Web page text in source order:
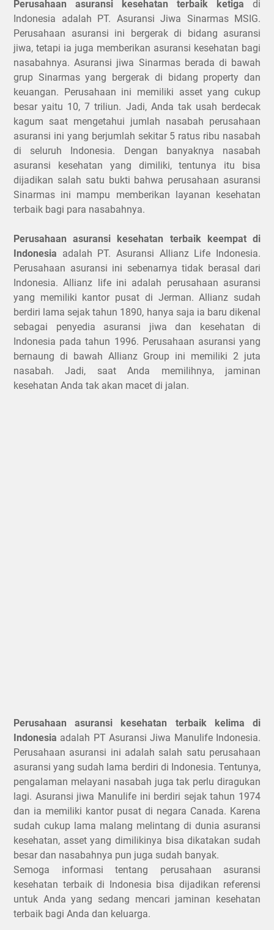
Perusahaan asuransi kesehatan terbaik ketiga di
Indonesia adalah PT. Asuransi Jiwa Sinarmas MSIG.
Perusahaan asuransi ini bergerak di bidang asuransi
jiwa, tetapi ia juga memberikan asuransi kesehatan bagi
nasabahnya. Asuransi jiwa Sinarmas berada di bawah
grup Sinarmas yang bergerak di bidang property dan
keuangan. Perusahaan ini memiliki asset yang cukup
besar yaitu 10, 7 triliun. Jadi, Anda tak usah berdecak
kagum saat mengetahui jumlah nasabah perusahaan
asuransi ini yang berjumlah sekitar 5 ratus ribu nasabah
di seluruh Indonesia. Dengan banyaknya nasabah
asuransi kesehatan yang dimiliki, tentunya itu bisa
dijadikan salah satu bukti bahwa perusahaan asuransi
Sinarmas ini mampu memberikan layanan kesehatan
terbaik bagi para nasabahnya.
Perusahaan asuransi kesehatan terbaik keempat di
Indonesia adalah PT. Asuransi Allianz Life Indonesia.
Perusahaan asuransi ini sebenarnya tidak berasal dari
Indonesia. Allianz life ini adalah perusahaan asuransi
yang memiliki kantor pusat di Jerman. Allianz sudah
berdiri lama sejak tahun 1890, hanya saja ia baru dikenal
sebagai penyedia asuransi jiwa dan kesehatan di
Indonesia pada tahun 1996. Perusahaan asuransi yang
bernaung di bawah Allianz Group ini memiliki 2 juta
nasabah. Jadi, saat Anda memilihnya, jaminan
kesehatan Anda tak akan macet di jalan.
Perusahaan asuransi kesehatan terbaik kelima di
Indonesia adalah PT Asuransi Jiwa Manulife Indonesia.
Perusahaan asuransi ini adalah salah satu perusahaan
asuransi yang sudah lama berdiri di Indonesia. Tentunya,
pengalaman melayani nasabah juga tak perlu diragukan
lagi. Asuransi jiwa Manulife ini berdiri sejak tahun 1974
dan ia memiliki kantor pusat di negara Canada. Karena
sudah cukup lama malang melintang di dunia asuransi
kesehatan, asset yang dimilikinya bisa dikatakan sudah
besar dan nasabahnya pun juga sudah banyak.
Semoga informasi tentang perusahaan asuransi
kesehatan terbaik di Indonesia bisa dijadikan referensi
untuk Anda yang sedang mencari jaminan kesehatan
terbaik bagi Anda dan keluarga.